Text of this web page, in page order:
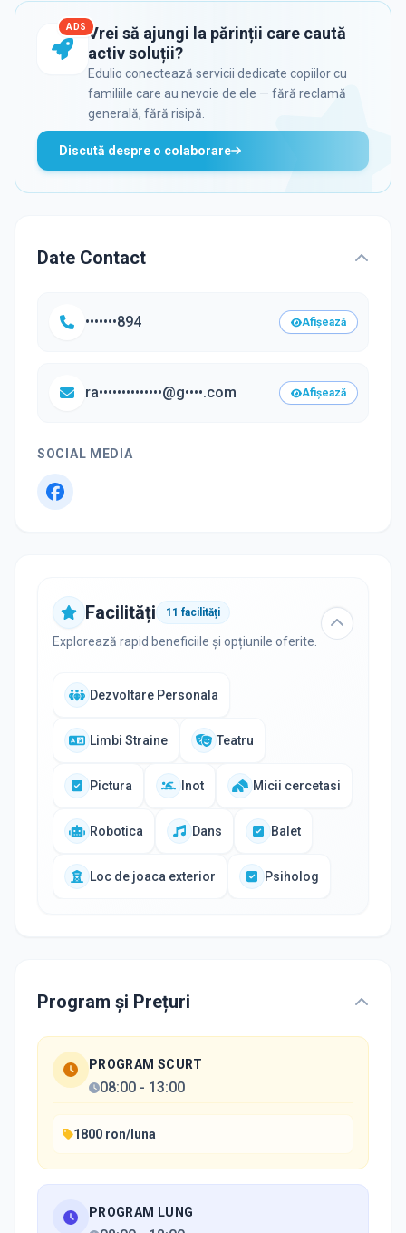
ADS Vrei să ajungi la părinții care caută
activ soluții?
Edulio conectează servicii dedicate copiilor cu
familiile care au nevoie de ele — fără reclamă
generală, fără risipă.
Discută despre o colaborare
Date Contact
•••••••894 Afișează
ra••••••••••••••@g••••.com Afișează
SOCIAL MEDIA
Facilități 11 facilități
Explorează rapid beneficiile și opțiunile oferite.
Dezvoltare Personala
Limbi Straine Teatru
Pictura Inot Micii cercetasi
Robotica Dans Balet
Loc de joaca exterior Psiholog
Program și Prețuri
PROGRAM SCURT
08:00 - 13:00
1800 ron/luna
PROGRAM LUNG